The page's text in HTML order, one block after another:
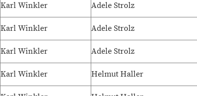
Karl Winkler Adele Strolz
Karl Winkler Adele Strolz
Karl Winkler Adele Strolz
Karl Winkler Helmut Haller